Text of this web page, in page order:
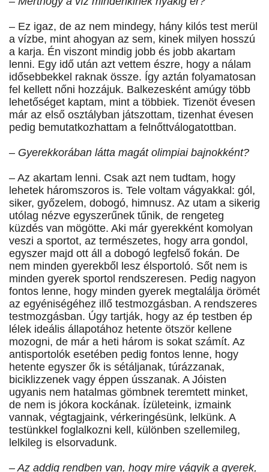
– Ez igaz, de az nem mindegy, hány kilós test merül
a vízbe, mint ahogyan az sem, kinek milyen hosszú
a karja. Én viszont mindig jobb és jobb akartam
lenni. Egy idő után azt vettem észre, hogy a nálam
idősebbekkel raknak össze. Így aztán folyamatosan
fel kellett nőni hozzájuk. Balkezesként amúgy több
lehetőséget kaptam, mint a többiek. Tizenöt évesen
már az első osztályban játszottam, tizenhat évesen
pedig bemutatkozhattam a felnőttválogatottban.
– Gyerekkorában látta magát olimpiai bajnokként?
– Az akartam lenni. Csak azt nem tudtam, hogy
lehetek háromszoros is. Tele voltam vágyakkal: gól,
siker, győzelem, dobogó, himnusz. Az utam a sikerig
utólag nézve egyszerűnek tűnik, de rengeteg
küzdés van mögötte. Aki már gyerekként komolyan
veszi a sportot, az természetes, hogy arra gondol,
egyszer majd ott áll a dobogó legfelső fokán. De
nem minden gyerekből lesz élsportoló. Sőt nem is
minden gyerek sportol rendszeresen. Pedig nagyon
fontos lenne, hogy minden gyerek megtalálja örömét
az egyéniségéhez illő testmozgásban. A rendszeres
testmozgásban. Úgy tartják, hogy az ép testben ép
lélek ideális állapotához hetente ötször kellene
mozogni, de már a heti három is sokat számít. Az
antisportolók esetében pedig fontos lenne, hogy
hetente egyszer ők is sétáljanak, túrázzanak,
biciklizzenek vagy éppen ússzanak. A Jóisten
ugyanis nem hatalmas gömbnek teremtett minket,
de nem is jókora kockának. Ízületeink, izmaink
vannak, végtagjaink, vérkeringésünk, lelkünk. A
testünkkel foglalkozni kell, különben szellemileg,
lelkileg is elsorvadunk.
– Az addig rendben van, hogy mire vágyik a gyerek,